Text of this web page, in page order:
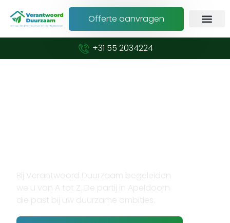
Offerte aanvragen
+31 55 2034224
Bij Verantwoord Duurzaam begeleiden
we u van A tot Z. De partij in Apeldoorn
die past bij uw duurzame ambities.